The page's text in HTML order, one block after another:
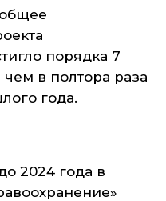
порядка 7
в полтора раза
года.
2024 года в